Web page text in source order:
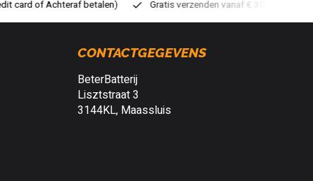
verzenden vanaf € 30,- (NL) Verzendkosten € 2,95 (NL)
CONTACTGEGEVENS
BeterBatterij
Lisztstraat 3
3144KL, Maassluis